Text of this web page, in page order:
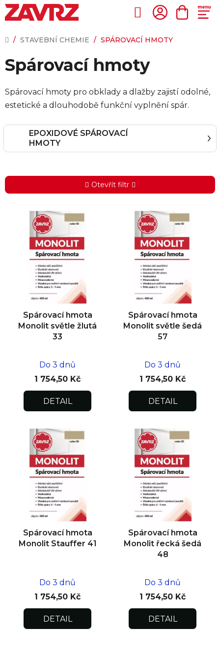
Přejít
na
Hledat
DOMŮ
/ STAVEBNÍ CHEMIE / SPÁROVACÍ HMOTY
Spárovací hmoty
Spárovací hmoty pro obklady a dlažby zajistí odolné,
estetické a dlouhodobě funkční vyplnění spár.
EPOXIDOVÉ SPÁROVACÍ
HMOTY
Otevřít filtr
Spárovací hmota
Monolit světle žlutá
33
Do 3 dnů
1 754,50 Kč
DETAIL
Spárovací hmota
Monolit světle šedá
57
Do 3 dnů
1 754,50 Kč
DETAIL
Spárovací hmota
Monolit Stauffer 41
Do 3 dnů
1 754,50 Kč
DETAIL
Spárovací hmota
Monolit řecká šedá
48
Do 3 dnů
1 754,50 Kč
DETAIL